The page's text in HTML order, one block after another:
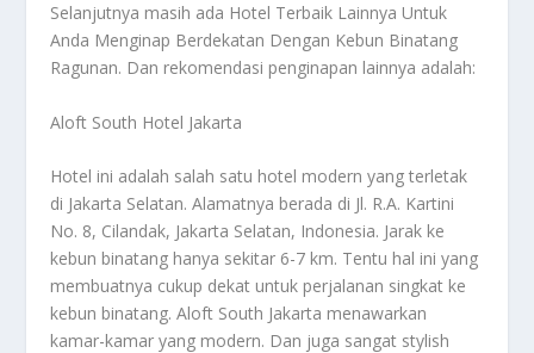
Selanjutnya masih ada Hotel Terbaik Lainnya Untuk
Anda Menginap Berdekatan Dengan Kebun Binatang
Ragunan. Dan rekomendasi penginapan lainnya adalah:
Aloft South Hotel Jakarta
Hotel ini adalah salah satu hotel modern yang terletak
di Jakarta Selatan. Alamatnya berada di Jl. R.A. Kartini
No. 8, Cilandak, Jakarta Selatan, Indonesia. Jarak ke
kebun binatang hanya sekitar 6-7 km. Tentu hal ini yang
membuatnya cukup dekat untuk perjalanan singkat ke
kebun binatang. Aloft South Jakarta menawarkan
kamar-kamar yang modern. Dan juga sangat stylish